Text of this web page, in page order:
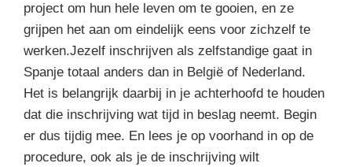
project om hun hele leven om te gooien, en ze
grijpen het aan om eindelijk eens voor zichzelf te
werken.Jezelf inschrijven als zelfstandige gaat in
Spanje totaal anders dan in België of Nederland.
Het is belangrijk daarbij in je achterhoofd te houden
dat die inschrijving wat tijd in beslag neemt. Begin
er dus tijdig mee. En lees je op voorhand in op de
procedure, ook als je de inschrijving wilt